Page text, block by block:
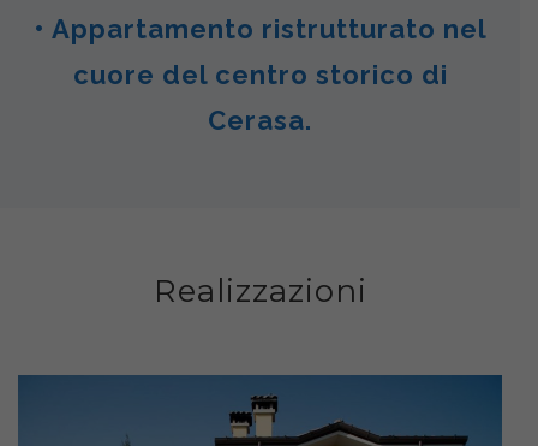
• Appartamento ristrutturato nel
cuore del centro storico di
Cerasa.
Realizzazioni